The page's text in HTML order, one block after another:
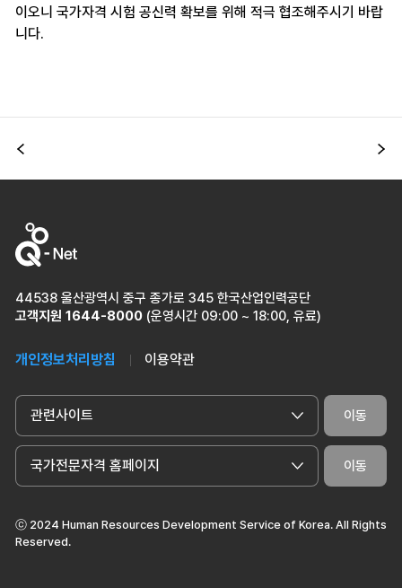
이오니 국가자격 시험 공신력 확보를 위해 적극 협조해주시기 바랍
니다.
이전
44538 울산광역시 중구 종가로 345 한국산업인력공단
고객지원 1644-8000 (운영시간 09:00 ~ 18:00, 유료)
개인정보처리방침 이용약관
관련사이트 이동
국가전문자격 홈페이지 이동
ⓒ 2024 Human Resources Development Service of Korea. All Rights
Reserved.